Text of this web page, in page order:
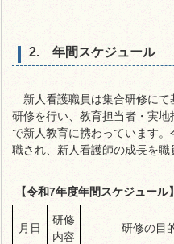
2. 年間スケジュール
新人看護職員は集合研修に
研修を行い、教育担当者・実
で新人教育に携わっています
職され、新人看護師の成長を職
【令和7年度年間スケジュール
月日
研修
内容
研修の目